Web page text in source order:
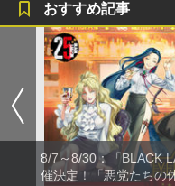
おすすめ記事
8/7～8/30：「BLACK
催決定！「悪党たちの